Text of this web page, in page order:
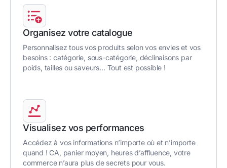
Organisez votre catalogue
Personnalisez tous vos produits selon vos envies et vos
besoins : catégorie, sous-catégorie, déclinaisons par
poids, tailles ou saveurs… Tout est possible !
Visualisez vos performances
Accédez à vos informations n’importe où et n’importe
quand ! CA, panier moyen, heures d’affluence, votre
commerce n’aura plus de secrets pour vous.